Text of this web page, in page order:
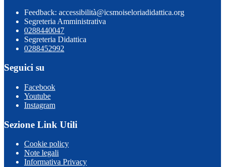
Feedback: accessibilità@icsmoiseloriadidattica.org
Segreteria Amministrativa
0288440047
Segreteria Didattica
0288452992
Seguici su
Facebook
Youtube
Instagram
Sezione Link Utili
Cookie policy
Note legali
Informativa Privacy